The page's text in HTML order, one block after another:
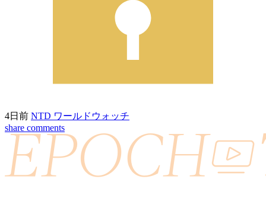
4日前 NTD ワールドウォッチ
share comments